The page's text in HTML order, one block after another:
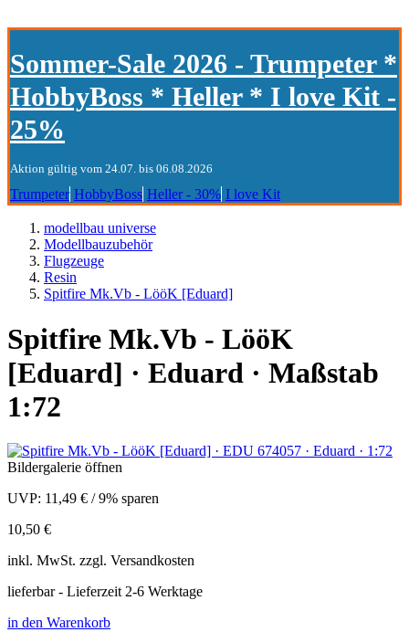
Sommer-Sale 2026 - Trumpeter *
HobbyBoss * Heller * I love Kit -
25%
Aktion gültig vom 24.07. bis 06.08.2026
Trumpeter HobbyBoss Heller - 30% I love Kit
modellbau universe
Modellbauzubehör
Flugzeuge
Resin
Spitfire Mk.Vb - LööK [Eduard]
Spitfire Mk.Vb - LööK
[Eduard] · Eduard · Maßstab
1:72
Bildergalerie öffnen
UVP: 11,49 € /9% sparen
10,50 €
inkl. MwSt. zzgl. Versandkosten
lieferbar - Lieferzeit 2-6 Werktage
in den Warenkorb